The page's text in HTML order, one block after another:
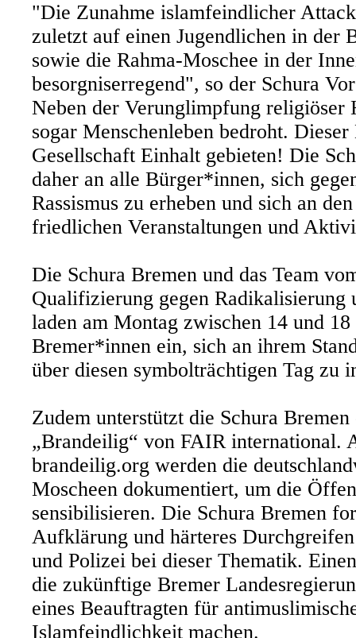
"Die Zunahme islamfeindlicher
zuletzt auf einen Jugendlichen in der
sowie die Rahma-Moschee in der
besorgniserregend", so der Schura
Neben der Verunglimpfung religiöser
sogar Menschenleben bedroht.
Gesellschaft Einhalt gebieten! Die
daher an alle Bürger*innen, sich
Rassismus zu erheben und sich an
friedlichen Veranstaltungen und
Die Schura Bremen und das Team
Qualifizierung gegen Radikalisierung
laden am Montag zwischen 14 und
Bremer*innen ein, sich an ihrem
über diesen symbolträchtigen Tag zu
Zudem unterstützt die Schura
„Brandeilig“ von FAIR international.
brandeilig.org werden die
Moscheen dokumentiert, um die
sensibilisieren. Die Schura Bremen
Aufklärung und härteres
und Polizei bei dieser Thematik.
die zukünftige Bremer
eines Beauftragten für
Islamfeindlichkeit machen.